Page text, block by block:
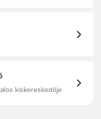
kiskereskedője